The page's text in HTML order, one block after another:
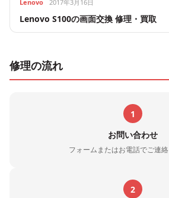
Lenovo 2017年3月16日
Lenovo S100の画面交換 修理・買取
修理の流れ
1
お問い合わせ
フォームまたはお電話でご連
2